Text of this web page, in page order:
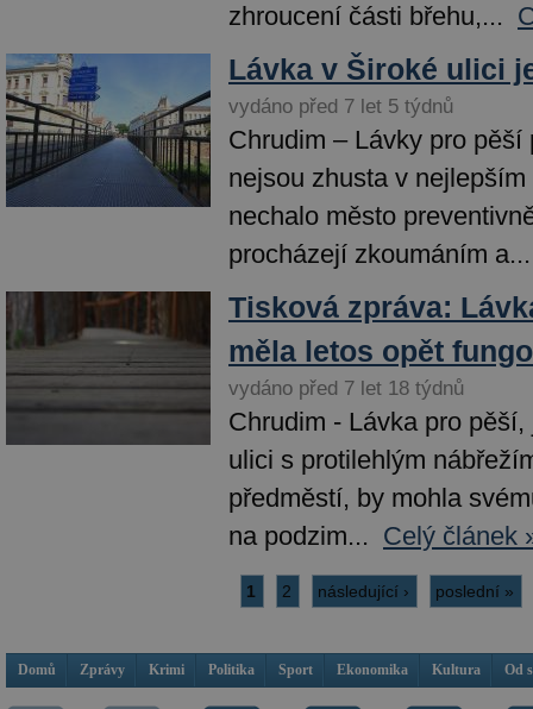
zhroucení části břehu,...
Lávka v Široké ulici
vydáno před 7 let 5 týdnů
Chrudim – Lávky pro pěší
nejsou zhusta v
nechalo město
procházejí zkoumáním a...
Tisková zpráva:
měla letos opět
vydáno před 7 let 18 týdnů
Chrudim - Lávka pro
ulici s protilehlým
předměstí, by mohla
na podzim... Celý článek
1 2 následující › poslední »
Domů Zprávy Krimi Politika Sport Ekonomika Kultura Od